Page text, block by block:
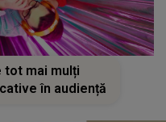
tot mai mulți
în audiență